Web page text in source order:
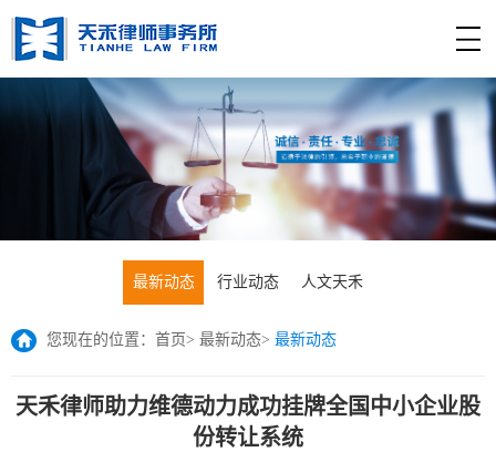
最新动态 行业动态 人文天禾
您现在的位置： 首页> 最新动态> 最新动态
天禾律师助力维德动力成功挂牌全国中小企业股
份转让系统